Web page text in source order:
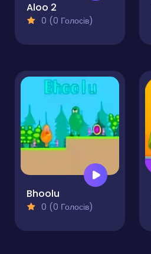
Aloo 2
0 (0 Голосів)
Bhoolu
0 (0 Голосів)